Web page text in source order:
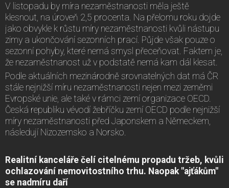
V listopadu by míra nezaměstnanosti měla ještě
klesnout, na úroveň 2,5 procenta. Na přelomu roku dojde
jako obvykle k růstu míry nezaměstnanosti kvůli nástupu
zimy a ukončování sezonních prací. Půjde však pouze o
sezonní pohyby, které nemá smysl přeceňovat. Faktem je,
že nezaměstnanost už v podstatě nemá kam dál klesat.
Podle aktuálních mezinárodně srovnatelných dat má ČR
stále nejnižší míru nezaměstnanosti nejen mezi zeměmi
Evropské unie, ale také v rámci zemí organizace OECD.
Česká republiku vévodí žebříčku zemí OECD podle nejnižší
míry nezaměstnanosti před Japonskem a Německem,
následují Nizozemsko a Norsko.
Realitní kanceláře čelí citelnému propadu tržeb, kvůli
ochlazování nemovitostního trhu. Naopak "ajťákům"
se nadmíru daří